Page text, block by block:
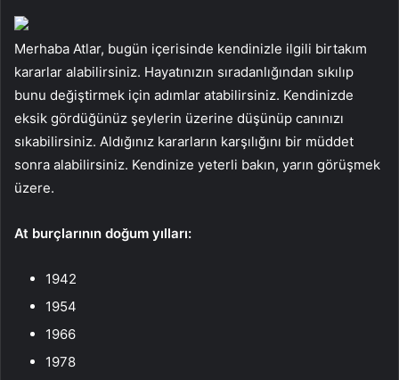
Merhaba Atlar, bugün içerisinde kendinizle ilgili birtakım
kararlar alabilirsiniz. Hayatınızın sıradanlığından sıkılıp
bunu değiştirmek için adımlar atabilirsiniz. Kendinizde
eksik gördüğünüz şeylerin üzerine düşünüp canınızı
sıkabilirsiniz. Aldığınız kararların karşılığını bir müddet
sonra alabilirsiniz. Kendinize yeterli bakın, yarın görüşmek
üzere.
At burçlarının doğum yılları:
1942
1954
1966
1978